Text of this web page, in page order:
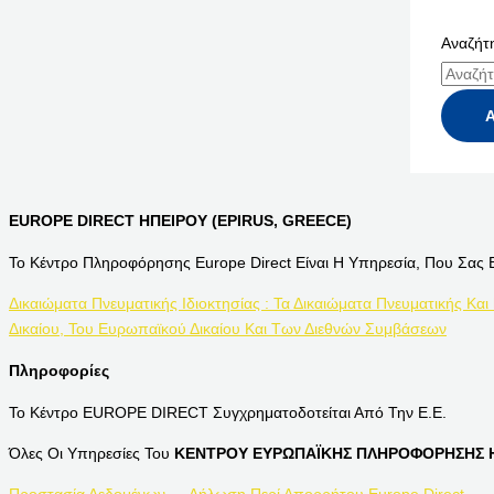
EUROPE DIRECT ΗΠΕΙΡΟΥ (EPIRUS, GREECE)
Το Κέντρο Πληροφόρησης Europe Direct Είναι Η Υπηρεσία, Που Σας
Δικαιώματα Πνευματικής Ιδιοκτησίας : Τα Δικαιώματα Πνευματικής
Δικαίου, Του Ευρωπαϊκού Δικαίου Και Των Διεθνών Συμβάσεων
Πληροφορίες
Το Κέντρο EUROPE DIRECT Συγχρηματοδοτείται Από Την Ε.Ε.
Όλες Οι Υπηρεσίες Του ΚΕΝΤΡΟΥ ΕΥΡΩΠΑΪΚΗΣ ΠΛΗΡΟΦΟΡΗΣΗΣ